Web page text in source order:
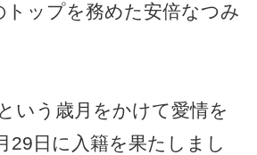
トップを務めた安倍なつみ
いう歳月をかけて愛情を
29日に入籍を果たしまし